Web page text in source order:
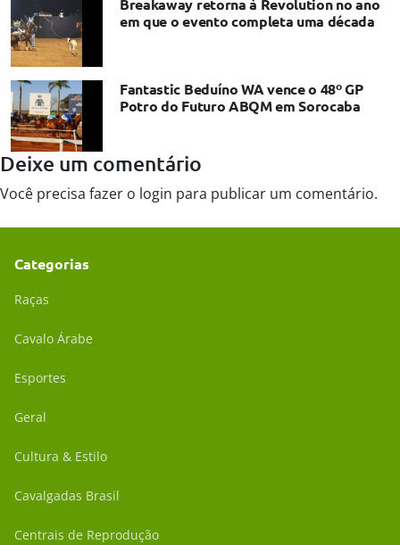
Breakaway retorna à Revolution no ano
em que o evento completa uma década
Fantastic Beduíno WA vence o 48º GP
Potro do Futuro ABQM em Sorocaba
Deixe um comentário
Você precisa fazer o login para publicar um comentário.
Categorias
Raças
Cavalo Árabe
Esportes
Geral
Cultura & Estilo
Cavalgadas Brasil
Centrais de Reprodução